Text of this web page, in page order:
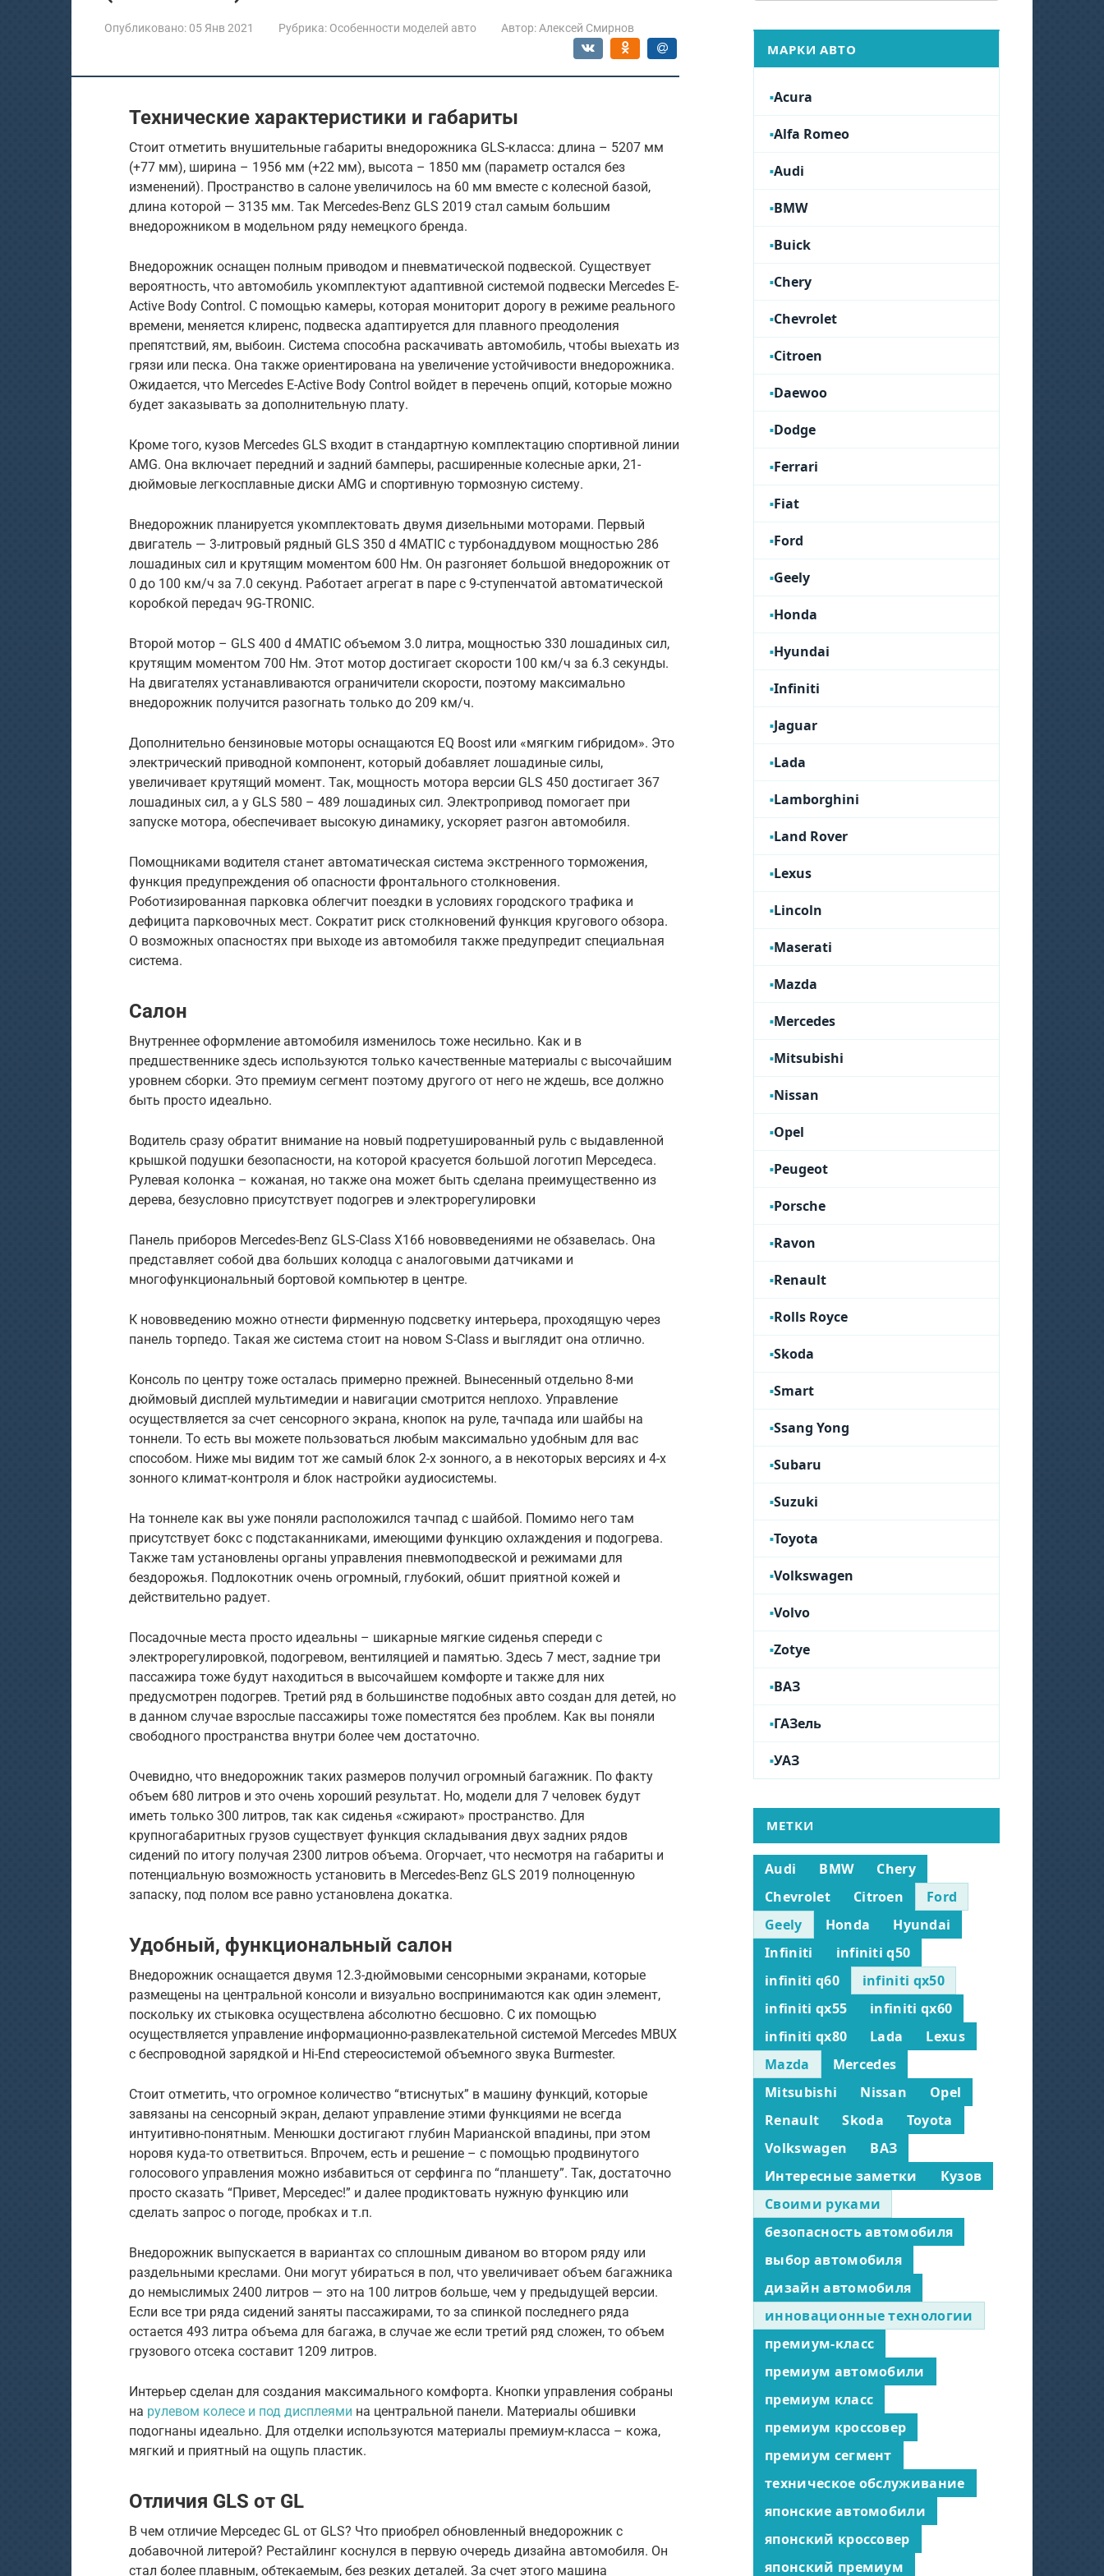
Опубликовано: 05 Янв 2021 Рубрика: Особенности моделей авто Автор: Алексей Смирнов
Технические характеристики и габариты
Стоит отметить внушительные габариты внедорожника GLS-класса: длина – 5207 мм
(+77 мм), ширина – 1956 мм (+22 мм), высота – 1850 мм (параметр остался без
изменений). Пространство в салоне увеличилось на 60 мм вместе с колесной базой,
длина которой — 3135 мм. Так Mercedes-Benz GLS 2019 стал самым большим
внедорожником в модельном ряду немецкого бренда.
Внедорожник оснащен полным приводом и пневматической подвеской. Существует
вероятность, что автомобиль укомплектуют адаптивной системой подвески Mercedes E-
Active Body Control. С помощью камеры, которая мониторит дорогу в режиме реального
времени, меняется клиренс, подвеска адаптируется для плавного преодоления
препятствий, ям, выбоин. Система способна раскачивать автомобиль, чтобы выехать из
грязи или песка. Она также ориентирована на увеличение устойчивости внедорожника.
Ожидается, что Mercedes E-Active Body Control войдет в перечень опций, которые можно
будет заказывать за дополнительную плату.
Кроме того, кузов Mercedes GLS входит в стандартную комплектацию спортивной линии
AMG. Она включает передний и задний бамперы, расширенные колесные арки, 21-
дюймовые легкосплавные диски AMG и спортивную тормозную систему.
Внедорожник планируется укомплектовать двумя дизельными моторами. Первый
двигатель — 3-литровый рядный GLS 350 d 4MATIC с турбонаддувом мощностью 286
лошадиных сил и крутящим моментом 600 Нм. Он разгоняет большой внедорожник от
0 до 100 км/ч за 7.0 секунд. Работает агрегат в паре с 9-ступенчатой автоматической
коробкой передач 9G-TRONIC.
Второй мотор – GLS 400 d 4MATIC объемом 3.0 литра, мощностью 330 лошадиных сил,
крутящим моментом 700 Нм. Этот мотор достигает скорости 100 км/ч за 6.3 секунды.
На двигателях устанавливаются ограничители скорости, поэтому максимально
внедорожник получится разогнать только до 209 км/ч.
Дополнительно бензиновые моторы оснащаются EQ Boost или «мягким гибридом». Это
электрический приводной компонент, который добавляет лошадиные силы,
увеличивает крутящий момент. Так, мощность мотора версии GLS 450 достигает 367
лошадиных сил, а у GLS 580 – 489 лошадиных сил. Электропривод помогает при
запуске мотора, обеспечивает высокую динамику, ускоряет разгон автомобиля.
Помощниками водителя станет автоматическая система экстренного торможения,
функция предупреждения об опасности фронтального столкновения.
Роботизированная парковка облегчит поездки в условиях городского трафика и
дефицита парковочных мест. Сократит риск столкновений функция кругового обзора.
О возможных опасностях при выходе из автомобиля также предупредит специальная
система.
Салон
Внутреннее оформление автомобиля изменилось тоже несильно. Как и в
предшественнике здесь используются только качественные материалы с высочайшим
уровнем сборки. Это премиум сегмент поэтому другого от него не ждешь, все должно
быть просто идеально.
Водитель сразу обратит внимание на новый подретушированный руль с выдавленной
крышкой подушки безопасности, на которой красуется большой логотип Мерседеса.
Рулевая колонка – кожаная, но также она может быть сделана преимущественно из
дерева, безусловно присутствует подогрев и электрорегулировки
Панель приборов Mercedes-Benz GLS-Class X166 нововведениями не обзавелась. Она
представляет собой два больших колодца с аналоговыми датчиками и
многофункциональный бортовой компьютер в центре.
К нововведению можно отнести фирменную подсветку интерьера, проходящую через
панель торпедо. Такая же система стоит на новом S-Class и выглядит она отлично.
Консоль по центру тоже осталась примерно прежней. Вынесенный отдельно 8-ми
дюймовый дисплей мультимедии и навигации смотрится неплохо. Управление
осуществляется за счет сенсорного экрана, кнопок на руле, тачпада или шайбы на
тоннели. То есть вы можете пользоваться любым максимально удобным для вас
способом. Ниже мы видим тот же самый блок 2-х зонного, а в некоторых версиях и 4-х
зонного климат-контроля и блок настройки аудиосистемы.
На тоннеле как вы уже поняли расположился тачпад с шайбой. Помимо него там
присутствует бокс с подстаканниками, имеющими функцию охлаждения и подогрева.
Также там установлены органы управления пневмоподвеской и режимами для
бездорожья. Подлокотник очень огромный, глубокий, обшит приятной кожей и
действительно радует.
Посадочные места просто идеальны – шикарные мягкие сиденья спереди с
электрорегулировкой, подогревом, вентиляцией и памятью. Здесь 7 мест, задние три
пассажира тоже будут находиться в высочайшем комфорте и также для них
предусмотрен подогрев. Третий ряд в большинстве подобных авто создан для детей, но
в данном случае взрослые пассажиры тоже поместятся без проблем. Как вы поняли
свободного пространства внутри более чем достаточно.
Очевидно, что внедорожник таких размеров получил огромный багажник. По факту
объем 680 литров и это очень хороший результат. Но, модели для 7 человек будут
иметь только 300 литров, так как сиденья «сжирают» пространство. Для
крупногабаритных грузов существует функция складывания двух задних рядов
сидений по итогу получая 2300 литров объема. Огорчает, что несмотря на габариты и
потенциальную возможность установить в Mercedes-Benz GLS 2019 полноценную
запаску, под полом все равно установлена докатка.
Удобный, функциональный салон
Внедорожник оснащается двумя 12.3-дюймовыми сенсорными экранами, которые
размещены на центральной консоли и визуально воспринимаются как один элемент,
поскольку их стыковка осуществлена абсолютно бесшовно. С их помощью
осуществляется управление информационно-развлекательной системой Mercedes MBUX
с беспроводной зарядкой и Hi-End стереосистемой объемного звука Burmester.
Стоит отметить, что огромное количество “втиснутых” в машину функций, которые
завязаны на сенсорный экран, делают управление этими функциями не всегда
интуитивно-понятным. Менюшки достигают глубин Марианской впадины, при этом
норовя куда-то ответвиться. Впрочем, есть и решение – с помощью продвинутого
голосового управления можно избавиться от серфинга по “планшету”. Так, достаточно
просто сказать “Привет, Мерседес!” и далее продиктовать нужную функцию или
сделать запрос о погоде, пробках и т.п.
Внедорожник выпускается в вариантах со сплошным диваном во втором ряду или
раздельными креслами. Они могут убираться в пол, что увеличивает объем багажника
до немыслимых 2400 литров — это на 100 литров больше, чем у предыдущей версии.
Если все три ряда сидений заняты пассажирами, то за спинкой последнего ряда
остается 493 литра объема для багажа, в случае же если третий ряд сложен, то объем
грузового отсека составит 1209 литров.
Интерьер сделан для создания максимального комфорта. Кнопки управления собраны
на рулевом колесе и под дисплеями на центральной панели. Материалы обшивки
подогнаны идеально. Для отделки используются материалы премиум-класса – кожа,
мягкий и приятный на ощупь пластик.
Отличия GLS от GL
В чем отличие Мерседес GL от GLS? Что приобрел обновленный внедорожник с
добавочной литерой? Рестайлинг коснулся в первую очередь дизайна автомобиля. Он
стал более плавным, обтекаемым, без резких деталей. За счет этого машина
МАРКИ АВТО
Acura
Alfa Romeo
Audi
BMW
Buick
Chery
Chevrolet
Citroen
Daewoo
Dodge
Ferrari
Fiat
Ford
Geely
Honda
Hyundai
Infiniti
Jaguar
Lada
Lamborghini
Land Rover
Lexus
Lincoln
Maserati
Mazda
Mercedes
Mitsubishi
Nissan
Opel
Peugeot
Porsche
Ravon
Renault
Rolls Royce
Skoda
Smart
Ssang Yong
Subaru
Suzuki
Toyota
Volkswagen
Volvo
Zotye
ВАЗ
ГАЗель
УАЗ
МЕТКИ
Audi BMW
Chery
Chevrolet
Citroen
Ford
Geely
Honda
Hyundai
Infiniti
infiniti q50
infiniti q60
infiniti qx50
infiniti qx55
infiniti qx60
infiniti qx80
Lada
Lexus
Mazda
Mercedes
Mitsubishi
Nissan
Opel
Renault
Skoda
Toyota
Volkswagen
ВАЗ
Интересные заметки
Кузов
Своими руками
безопасность автомобиля
выбор автомобиля
дизайн автомобиля
инновационные технологии
премиум-класс
премиум автомобили
премиум класс
премиум кроссовер
премиум сегмент
техническое обслуживание
японские автомобили
японский кроссовер
японский премиум